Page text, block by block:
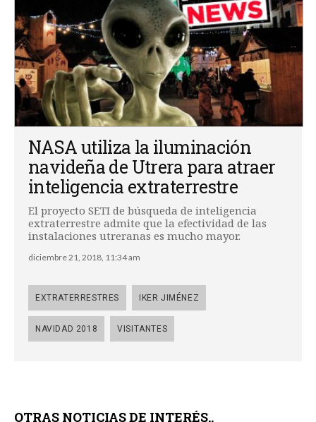
NASA utiliza la iluminación
navideña de Utrera para atraer
inteligencia extraterrestre
El proyecto SETI de búsqueda de inteligencia
extraterrestre admite que la efectividad de las
instalaciones utreranas es mucho mayor.
diciembre 21, 2018, 11:34 am
EXTRATERRESTRES IKER JIMÉNEZ
NAVIDAD 2018 VISITANTES
OTRAS NOTICIAS DE INTERÉS..